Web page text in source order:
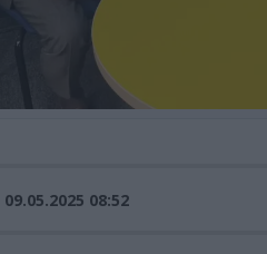
09.05.2025 08:52